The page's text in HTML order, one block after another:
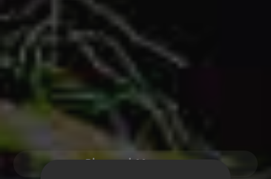
Channel Manager